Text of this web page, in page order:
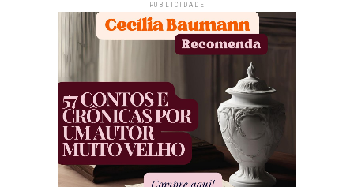
PUBLICIDADE